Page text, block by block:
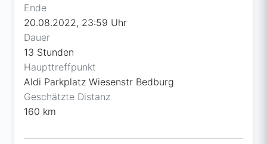
Ende
20.08.2022, 23:59 Uhr
Dauer
13 Stunden
Haupttreffpunkt
Aldi Parkplatz Wiesenstr Bedburg
Geschätzte Distanz
160 km